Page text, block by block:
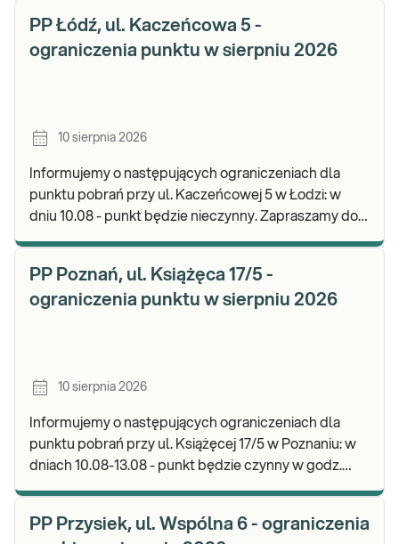
PP Łódź, ul. Kaczeńcowa 5 -
ograniczenia punktu w sierpniu 2026
10 sierpnia 2026
Informujemy o następujących ograniczeniach dla
punktu pobrań przy ul. Kaczeńcowej 5 w Łodzi: w
dniu 10.08 - punkt będzie nieczynny. Zapraszamy do
PP Poznań, ul. Książęca 17/5 -
ograniczenia punktu w sierpniu 2026
10 sierpnia 2026
Informujemy o następujących ograniczeniach dla
punktu pobrań przy ul. Książęcej 17/5 w Poznaniu: w
dniach 10.08-13.08 - punkt będzie czynny w godz.
PP Przysiek, ul. Wspólna 6 - ograniczenia